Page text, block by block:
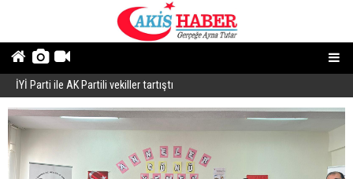
İYİ Parti ile AK Partili vekiller tartıştı